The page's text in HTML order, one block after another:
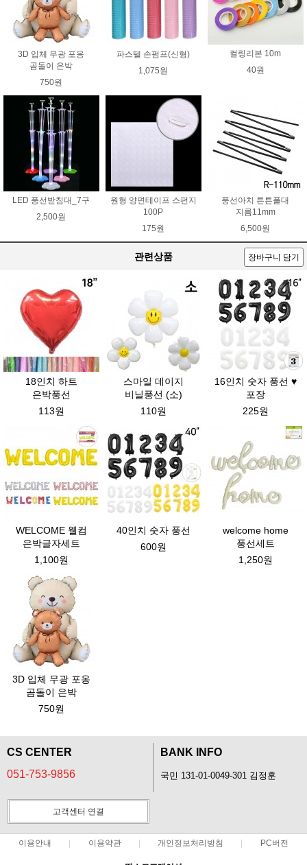
3D 입체 무광 포옹
곰돌이 은박
750원
파스텔 손펌프(신형)
1,075원
컬링리본 10m
40원
LED 풍선받침대_7구
2,500원
원형 양면테이프 스펀지
100P
175원
풍선아치 튼튼폴대
지름11mm
6,500원
관련상품 장바구니 담기
18인치 하트
은박풍선
113원
스마일 데이지
비닐풍선 (소)
110원
16인치 숫자 풍선 ♥
포장
225원
WELCOME 웰컴
은박글자세트
1,100원
40인치 숫자 풍선
600원
welcome home
풍선세트
1,250원
3D 입체 무광 포옹
곰돌이 은박
750원
CS CENTER
051-753-9856
BANK INFO
국민 131-01-0049-301 김정훈
고객센터 연결
이용안내 이용약관 개인정보처리방침 PC버전